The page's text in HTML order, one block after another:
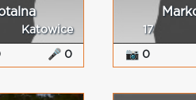
Katowice
🎤 0
17
📷 0